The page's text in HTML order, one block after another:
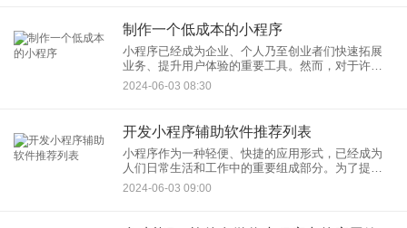
制作一个低成本的小程序
小程序已经成为企业、个人乃至创业者们快速拓展
业务、提升用户体验的重要工具。然而，对于许多
初创企业或个人而言，资金有限，如何在低成本的
情况下制作一个高质量的小程序，成为了他们需要
2024-06-03 08:30
开发小程序辅助软件推荐列表
小程序作为一种轻便、快捷的应用形式，已经成为
人们日常生活和工作中的重要组成部分。为了提高
小程序的开发效率和质量，许多辅助软件应运而
生。一些实用的开发小程序辅助软件，帮助您更好
2024-06-03 09:00